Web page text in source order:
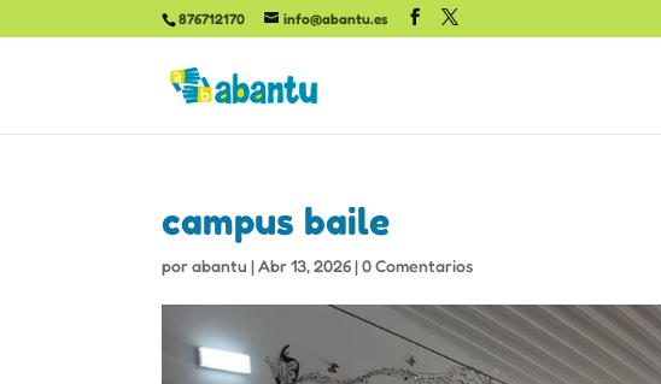
876712170 info@abantu.es
campus baile
porabantu |Abr 13, 2026|0 Comentarios